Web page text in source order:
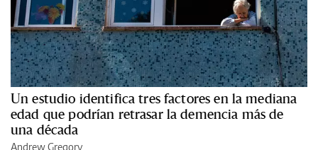
Un estudio identifica tres factores en la mediana
edad que podrían retrasar la demencia más de
una década
Andrew Gregory